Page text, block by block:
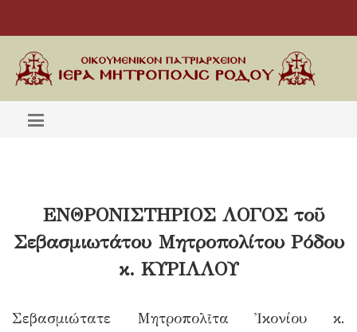
ΕΝΘΡΟΝΙΣΤΗΡΙΟΣ ΛΟΓΟΣ τοῦ
Σεβασμιωτάτου Μητροπολίτου Ρόδου
κ. ΚΥΡΙΛΛΟΥ
Σεβασμιώτατε Μητροπολῖτα Ἰκονίου κ.